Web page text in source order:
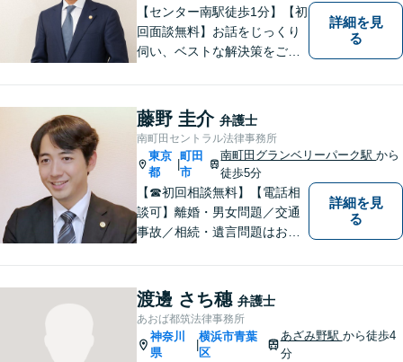
応が可能です。
【センター南駅徒歩1分】【初
回面談無料】お話をじっくり
伺い、ベストな解決策をご一
す。【夜間／休日対応可能】
難解な用語は極力用いずに平
易かつ具体的な説明を心がけ
ていますので、まずは一度お
気軽にご相談頂ければと思い
ます。
詳細を見
る
藤野 圭介 弁護士
南町田セントラル法律事務所
東京
都
|
町田
市
南町田グランベリーパーク駅から
徒歩5分
【☎︎初回相談無料】【電話相
談可】離婚・男女問題／交通
事故／相続・遺言問題はお任
00件以上。豊富な経験を活か
し、依頼者様にとって最適な
解決を目指します【休日・夜
間対応可】【完全個室で相
談】【南町田グランベリーパ
詳細を見
る
渡邊 さち穗 弁護士
あおば都筑法律事務所
神奈川
県
横浜市青葉
区
あざみ野駅 から徒歩4
分